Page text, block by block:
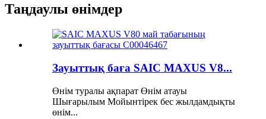
Таңдаулы өнімдер
Зауыттық баға SAIC MAXUS V8...
Өнім туралы ақпарат Өнім атауы
Шығарылым Мойынтірек бес жылдамдықты
өнім...